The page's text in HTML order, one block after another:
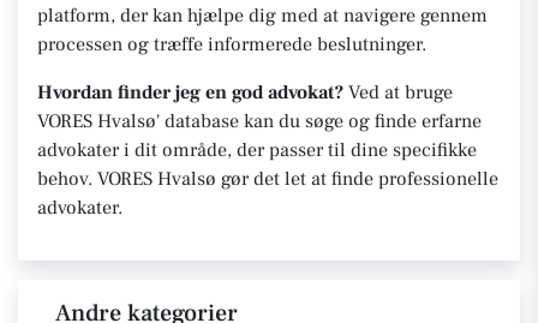
platform, der kan hjælpe dig med at navigere gennem
processen og træffe informerede beslutninger.
Hvordan finder jeg en god advokat? Ved at bruge
VORES Hvalsø' database kan du søge og finde erfarne
advokater i dit område, der passer til dine specifikke
behov. VORES Hvalsø gør det let at finde professionelle
advokater.
Andre kategorier